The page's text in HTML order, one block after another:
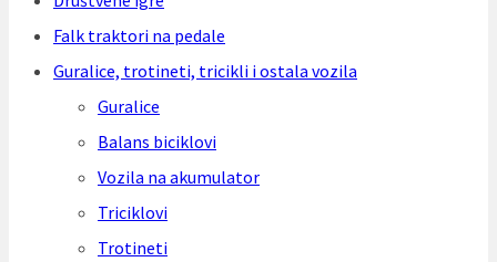
Falk traktori na pedale
Guralice, trotineti, tricikli i ostala vozila
Guralice
Balans biciklovi
Vozila na akumulator
Triciklovi
Trotineti